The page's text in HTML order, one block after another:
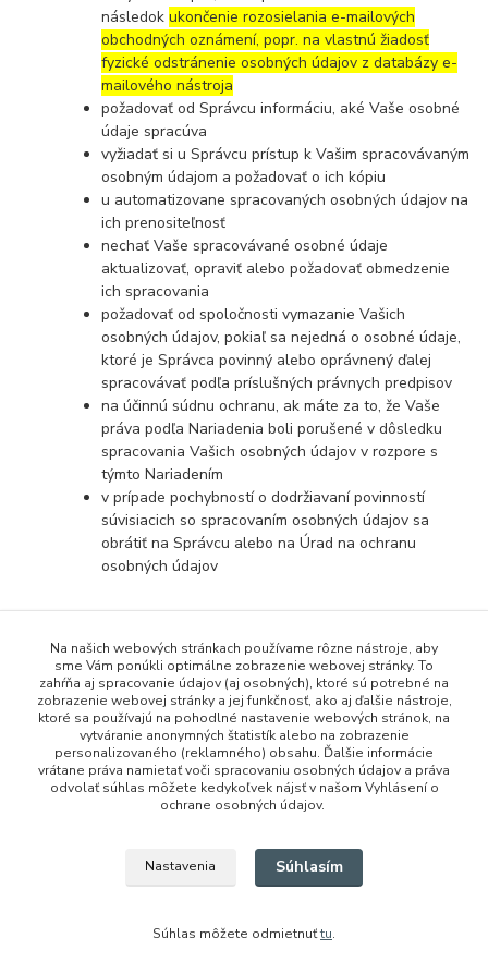
následokukončenie rozosielania e-mailových
obchodných oznámení, popr. na vlastnú žiadosť
fyzické odstránenie osobných údajov z databázy e-
mailového nástroja
požadovať od Správcu informáciu, aké Vaše osobné
údaje spracúva
vyžiadať si u Správcu prístup k Vašim spracovávaným
osobným údajom a požadovať o ich kópiu
u automatizovane spracovaných osobných údajov na
ich prenositeľnosť
nechať Vaše spracovávané osobné údaje
aktualizovať, opraviť alebo požadovať obmedzenie
ich spracovania
požadovať od spoločnosti vymazanie Vašich
osobných údajov, pokiaľ sa nejedná o osobné údaje,
ktoré je Správca povinný alebo oprávnený ďalej
spracovávať podľa príslušných právnych predpisov
na účinnú súdnu ochranu, ak máte za to, že Vaše
práva podľa Nariadenia boli porušené v dôsledku
spracovania Vašich osobných údajov v rozpore s
týmto Nariadením
v prípade pochybností o dodržiavaní povinností
súvisiacich so spracovaním osobných údajov sa
obrátiť na Správcu alebo na Úrad na ochranu
osobných údajov
+421 948 229 224
Na našich webových stránkach používame rôzne nástroje, aby
sme Vám ponúkli optimálne zobrazenie webovej stránky. To
zahŕňa aj spracovanie údajov (aj osobných), ktoré sú potrebné na
zobrazenie webovej stránky a jej funkčnosť, ako aj ďalšie nástroje,
ktoré sa používajú na pohodlné nastavenie webových stránok, na
vytváranie anonymných štatistík alebo na zobrazenie
personalizovaného (reklamného) obsahu. Ďalšie informácie
vrátane práva namietať voči spracovaniu osobných údajov a práva
odvolať súhlas môžete kedykoľvek nájsť v našom Vyhlásení o
ochrane osobných údajov.
Nastavenia Súhlasím
Súhlas môžete odmietnuťtu.